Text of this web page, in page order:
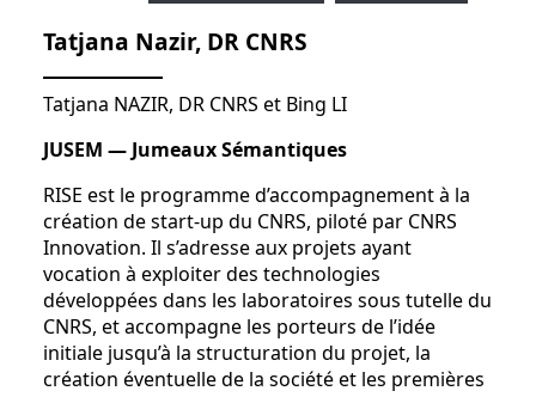
Tatjana Nazir, DR CNRS
Tatjana NAZIR, DR CNRS et Bing LI
JUSEM — Jumeaux Sémantiques
RISE est le programme d’accompagnement à la
création de start-up du CNRS, piloté par CNRS
Innovation. Il s’adresse aux projets ayant
vocation à exploiter des technologies
développées dans les laboratoires sous tutelle du
CNRS, et accompagne les porteurs de l’idée
initiale jusqu’à la structuration du projet, la
création éventuelle de la société et les premières